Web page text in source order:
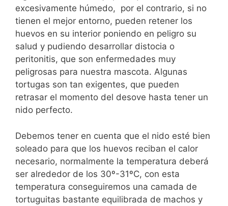
excesivamente húmedo, por el contrario, si no
tienen el mejor entorno, pueden retener los
huevos en su interior poniendo en peligro su
salud y pudiendo desarrollar distocia o
peritonitis, que son enfermedades muy
peligrosas para nuestra mascota. Algunas
tortugas son tan exigentes, que pueden
retrasar el momento del desove hasta tener un
nido perfecto.
Debemos tener en cuenta que el nido esté bien
soleado para que los huevos reciban el calor
necesario, normalmente la temperatura deberá
ser alrededor de los 30º-31ºC, con esta
temperatura conseguiremos una camada de
tortuguitas bastante equilibrada de machos y